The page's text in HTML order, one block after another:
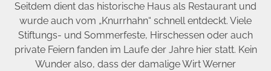
Seitdem dient das historische Haus als Restaurant und
wurde auch vom „Knurrhahn“ schnell entdeckt. Viele
Stiftungs- und Sommerfeste, Hirschessen oder auch
private Feiern fanden im Laufe der Jahre hier statt. Kein
Wunder also, dass der damalige Wirt Werner